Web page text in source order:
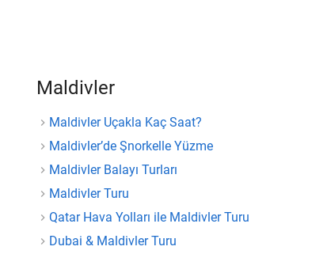
Maldivler
Maldivler Uçakla Kaç Saat?
Maldivler’de Şnorkelle Yüzme
Maldivler Balayı Turları
Maldivler Turu
Qatar Hava Yolları ile Maldivler Turu
Dubai & Maldivler Turu